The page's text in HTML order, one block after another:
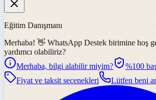
Eğitim Danışmanı
Merhaba! 👋 WhatsApp Destek birimine hoş
yardımcı olabiliriz?
Merhaba, bilgi alabilir miyim?
%100
Fiyat ve taksit seçenekleri
Lütfen beni